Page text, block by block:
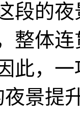
段的
整体
此，
景提